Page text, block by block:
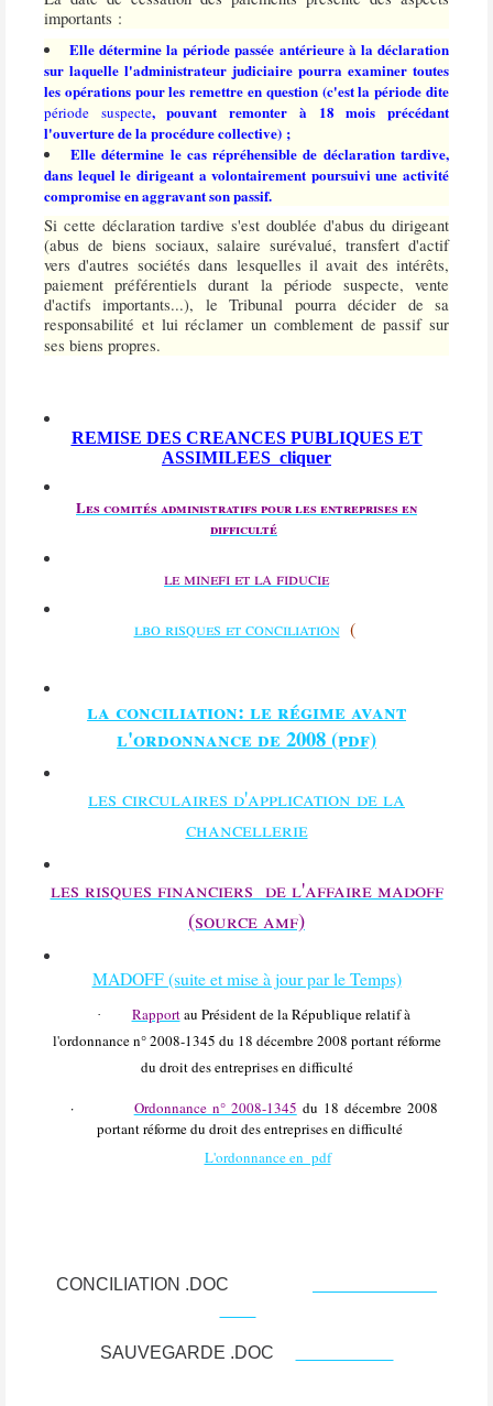
importants :
Elle détermine la période passée antérieure à la déclaration
sur laquelle l'administrateur judiciaire pourra examiner toutes
les opérations pour les remettre en question (c'est la période dite
période suspecte, pouvant remonter à 18 mois précédant
l'ouverture de la procédure collective) ;
Elle détermine le cas répréhensible de déclaration tardive,
dans lequel le dirigeant a volontairement poursuivi une activité
compromise en aggravant son passif.
Si cette déclaration tardive s'est doublée d'abus du dirigeant
(abus de biens sociaux, salaire surévalué, transfert d'actif
vers d'autres sociétés dans lesquelles il avait des intérêts,
paiement préférentiels durant la période suspecte, vente
d'actifs importants...), le Tribunal pourra décider de sa
responsabilité et lui réclamer un comblement de passifsur
ses biens propres.
REMISE DES CREANCES PUBLIQUES ET
ASSIMILEES cliquer
Les comités administratifs pour les entreprises en
difficulté
le minefi et la fiducie
lbo risques et conciliation(
la conciliation: le régime avant
l'ordonnance de 2008 (pdf)
les circulaires d'application de la
chancellerie
les risques financiers de l'affaire madoff
(source amf)
MADOFF (suite et mise à jour par le Temps)
· Rapportau Président de la République relatif à
l'ordonnance n° 2008-1345 du 18 décembre 2008 portant réforme
du droit des entreprises en difficulté
· Ordonnance n° 2008-1345 du 18 décembre 2008
portant réforme du droit des entreprises en difficulté
L'ordonnance en pdf
CONCILIATION .DOC
SAUVEGARDE .DOC